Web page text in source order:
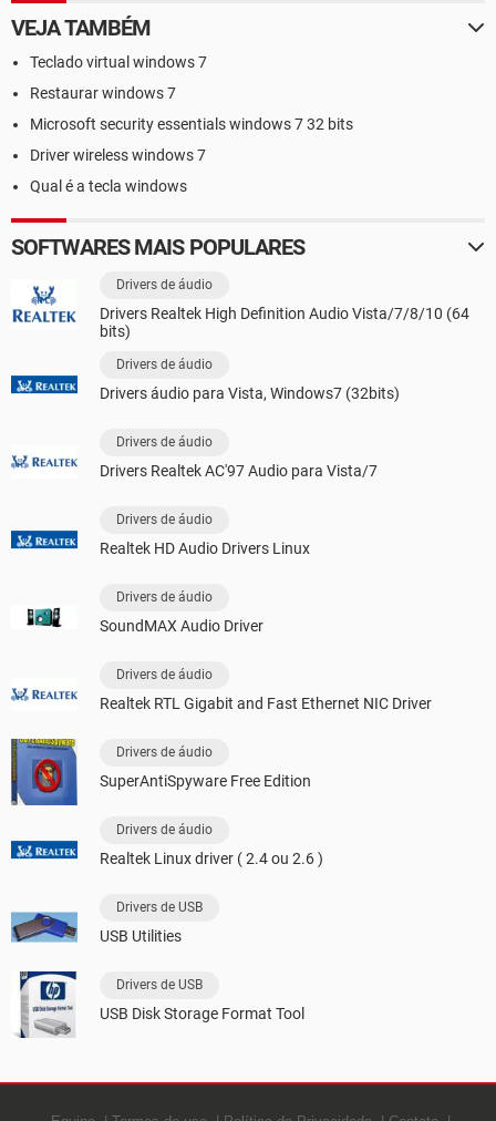
VEJA TAMBÉM
Teclado virtual windows 7
Restaurar windows 7
Microsoft security essentials windows 7 32 bits
Driver wireless windows 7
Qual é a tecla windows
SOFTWARES MAIS POPULARES
Drivers de áudio
Drivers Realtek High Definition Audio Vista/7/8/10 (64
bits)
Drivers de áudio
Drivers áudio para Vista, Windows7 (32bits)
Drivers de áudio
Drivers Realtek AC'97 Audio para Vista/7
Drivers de áudio
Realtek HD Audio Drivers Linux
Drivers de áudio
SoundMAX Audio Driver
Drivers de áudio
Realtek RTL Gigabit and Fast Ethernet NIC Driver
Drivers de áudio
SuperAntiSpyware Free Edition
Drivers de áudio
Realtek Linux driver ( 2.4 ou 2.6 )
Drivers de USB
USB Utilities
Drivers de USB
USB Disk Storage Format Tool